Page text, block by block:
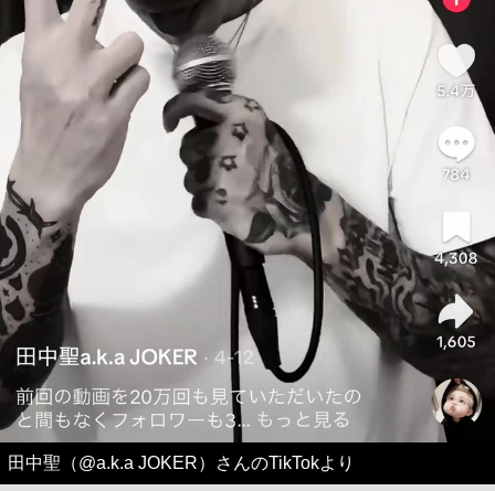
田中聖（@a.k.a JOKER）さんのTikTokより